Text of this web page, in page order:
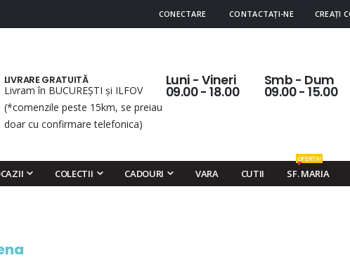
CONECTARE CONTACTAȚI-NE CREAȚI
LIVRARE GRATUITĂ
Livram în BUCUREȘTI și ILFOV
(*comenzile peste 15km, se preiau
doar cu confirmare telefonica)
Luni - Vineri
09.00 - 18.00
Smb - Dum
09.00 - 15.00
COLECTII CADOURI VARA CUTII SF. MARIA
OFERTA!